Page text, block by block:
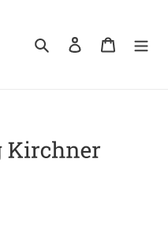
Suchen Einloggen